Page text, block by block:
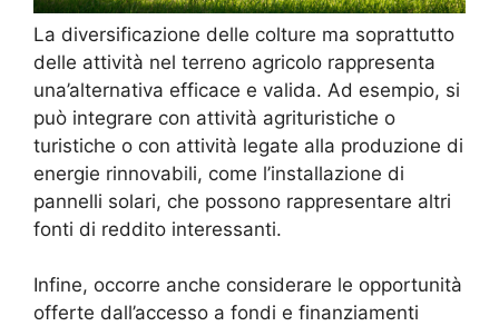
La diversificazione delle colture ma soprattutto
delle attività nel terreno agricolo rappresenta
una’alternativa efficace e valida. Ad esempio, si
può integrare con attività agrituristiche o
turistiche o con attività legate alla produzione di
energie rinnovabili, come l’installazione di
pannelli solari, che possono rappresentare altri
fonti di reddito interessanti.
Infine, occorre anche considerare le opportunità
offerte dall’accesso a fondi e finanziamenti